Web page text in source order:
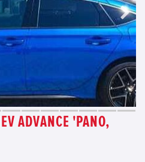
ADVANCE 'PANO,